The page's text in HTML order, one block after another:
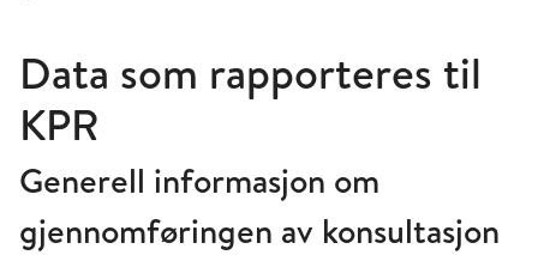
Data som rapporteres til
KPR
Generell informasjon om
gjennomføringen av konsultasjon